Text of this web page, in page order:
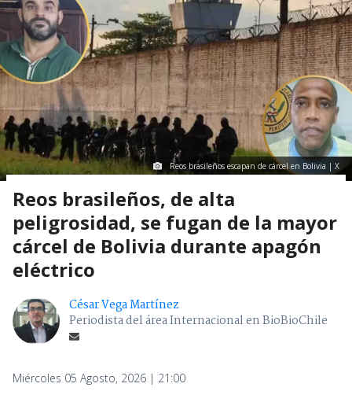
Reos brasileños escapan de cárcel en Bolivia | X
Reos brasileños, de alta
peligrosidad, se fugan de la mayor
cárcel de Bolivia durante apagón
eléctrico
César Vega Martínez
Periodista del área Internacional en BioBioChile
Miércoles 05 Agosto, 2026 | 21:00